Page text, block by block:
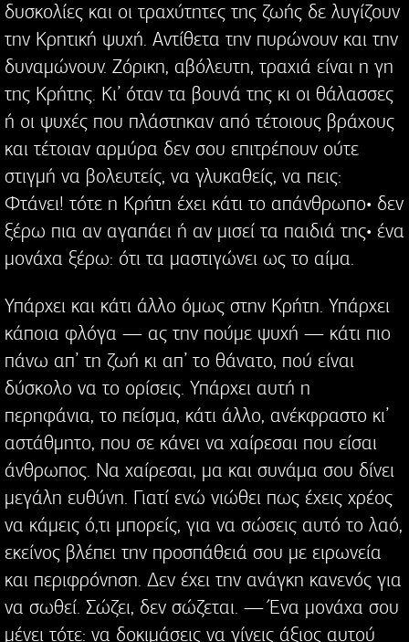
δυσκολίες και οι τραχύτητες της ζωής δε λυγίζουν
την Κρητική ψυχή. Αντίθετα την πυρώνουν και την
δυναμώνουν. Ζόρικη, αβόλευτη, τραχιά είναι η γη
της Κρήτης. Κι’ όταν τα βουνά της κι οι θάλασσες
ή οι ψυχές που πλάστηκαν από τέτοιους βράχους
και τέτοιαν αρμύρα δεν σου επιτρέπουν ούτε
στιγμή να βολευτείς, να γλυκαθείς, να πεις:
Φτάνει! τότε η Κρήτη έχει κάτι το απάνθρωπο• δεν
ξέρω πια αν αγαπάει ή αν μισεί τα παιδιά της• ένα
μονάχα ξέρω: ότι τα μαστιγώνει ως το αίμα.
Υπάρχει και κάτι άλλο όμως στην Κρήτη. Υπάρχει
κάποια φλόγα — ας την πούμε ψυχή — κάτι πιο
πάνω απ’ τη ζωή κι απ’ το θάνατο, πού είναι
δύσκολο να το ορίσεις. Υπάρχει αυτή η
περηφάνια, το πείσμα, κάτι άλλο, ανέκφραστο κι’
αστάθμητο, που σε κάνει να χαίρεσαι που είσαι
άνθρωπος. Να χαίρεσαι, μα και συνάμα σου δίνει
μεγάλη ευθύνη. Γιατί ενώ νιώθει πως έχεις χρέος
να κάμεις ό,τι μπορείς, για να σώσεις αυτό το λαό,
εκείνος βλέπει την προσπάθειά σου με ειρωνεία
και περιφρόνηση. Δεν έχει την ανάγκη κανενός για
να σωθεί. Σώζει, δεν σώζεται. — Ένα μονάχα σου
μένει τότε: να δοκιμάσεις να γίνεις άξιος αυτού